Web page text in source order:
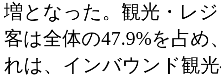
増となった。観光・レ
客は全体の47.9%を占め
れは、インバウンド観